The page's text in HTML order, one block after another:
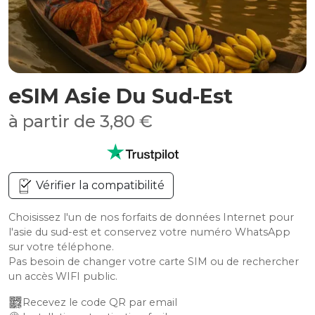
eSIM Asie Du Sud-Est
à partir de 3,80 €
Vérifier la compatibilité
Choisissez l'un de nos forfaits de données Internet pour
l'asie du sud-est et conservez votre numéro WhatsApp
sur votre téléphone.
Pas besoin de changer votre carte SIM ou de rechercher
un accès WIFI public.
Recevez le code QR par email